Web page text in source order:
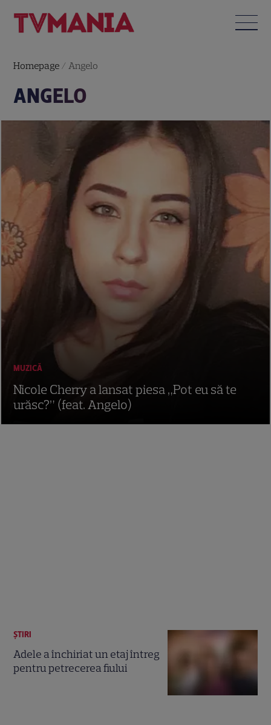
Homepage / Angelo
ANGELO
ȘTIRI
Adele a închiriat un etaj întreg
pentru petrecerea fiului
MUZICĂ
Nicole Cherry a lansat piesa „Pot eu să te
urăsc?” (feat. Angelo)